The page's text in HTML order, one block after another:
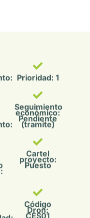
Seguimiento
económico:
Pendiente
(tramite)
Cartel
proyecto:
Puesto
CES01